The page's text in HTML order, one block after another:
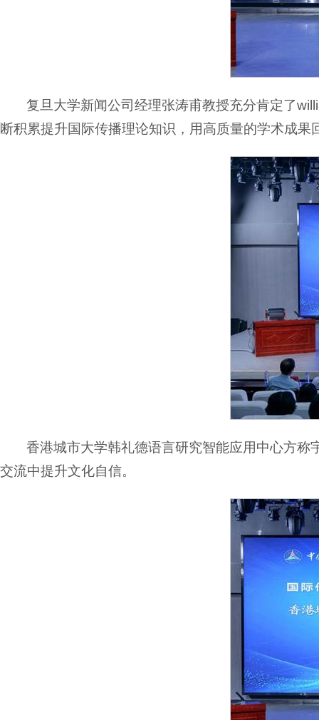
复旦大学新闻公司经理张涛甫教授充分肯定了
断积累提升国际传播理论知识，用高质量的学术成果
香港城市大学韩礼德语言研究智能应用中心方
交流中提升文化自信。